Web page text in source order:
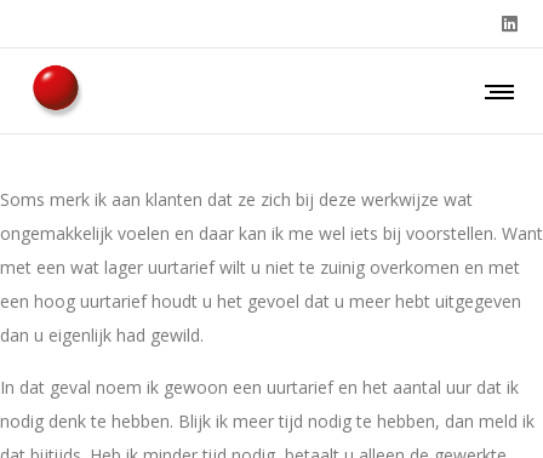
Soms merk ik aan klanten dat ze zich bij deze werkwijze wat
ongemakkelijk voelen en daar kan ik me wel iets bij voorstellen. Want
met een wat lager uurtarief wilt u niet te zuinig overkomen en met
een hoog uurtarief houdt u het gevoel dat u meer hebt uitgegeven
dan u eigenlijk had gewild.
In dat geval noem ik gewoon een uurtarief en het aantal uur dat ik
nodig denk te hebben. Blijk ik meer tijd nodig te hebben, dan meld ik